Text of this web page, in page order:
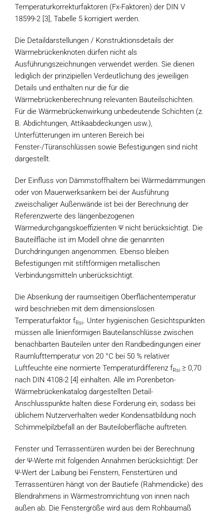
Temperaturkorrekturfaktoren (Fx-Faktoren) der DIN V
18599-2 [3], Tabelle 5 korrigiert werden.
Die Detaildarstellungen / Konstruktionsdetails der
Wärmebrückenknoten dürfen nicht als
Ausführungszeichnungen verwendet werden. Sie dienen
lediglich der prinzipiellen Verdeutlichung des jeweiligen
Details und enthalten nur die für die
Wärmebrückenberechnung relevanten Bauteilschichten.
Für die Wärmebrückenwirkung unbedeutende Schichten (z.
B. Abdichtungen, Attikaabdeckungen usw.),
Unterfütterungen im unteren Bereich bei
Fenster-/Türanschlüssen sowie Befestigungen sind nicht
dargestellt.
Der Einfluss von Dämmstoffhaltern bei Wärmedämmungen
oder von Mauerwerksankern bei der Ausführung
zweischaliger Außenwände ist bei der Berechnung der
Referenzwerte des längenbezogenen
Wärmedurchgangskoeffizienten Ψ nicht berücksichtigt. Die
Bauteilfläche ist im Modell ohne die genannten
Durchdringungen angenommen. Ebenso bleiben
Befestigungen mit stiftförmigen metallischen
Verbindungsmitteln unberücksichtigt.
Die Absenkung der raumseitigen Oberflächentemperatur
wird beschrieben mit dem dimensionslosen
Temperaturfaktor fRsi. Unter hygienischen Gesichtspunkten
müssen alle linienförmigen Bauteilanschlüsse zwischen
benachbarten Bauteilen unter den Randbedingungen einer
Raumlufttemperatur von 20 °C bei 50 % relativer
Luftfeuchte eine normierte Temperaturdifferenz fRsi ≥ 0,70
nach DIN 4108-2 [4] einhalten. Alle im Porenbeton-
Wärmebrückenkatalog dargestellten Detail-
Anschlusspunkte halten diese Forderung ein, sodass bei
üblichem Nutzerverhalten weder Kondensatbildung noch
Schimmelpilzbefall an der Bauteiloberfläche auftreten.
Fenster und Terrassentüren wurden bei der Berechnung
der Ψ-Werte mit folgenden Annahmen berücksichtigt: Der
Ψ-Wert der Laibung bei Fenstern, Fenstertüren und
Terrassentüren hängt von der Bautiefe (Rahmendicke) des
Blendrahmens in Wärmestromrichtung von innen nach
außen ab. Die Fenstergröße wird aus dem Rohbaumaß